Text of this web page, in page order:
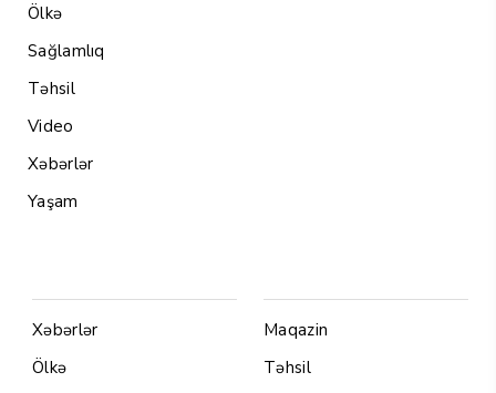
Ölkə
Sağlamlıq
Təhsil
Video
Xəbərlər
Yaşam
Xəbərlər
Ölkə
Maqazin
Təhsil